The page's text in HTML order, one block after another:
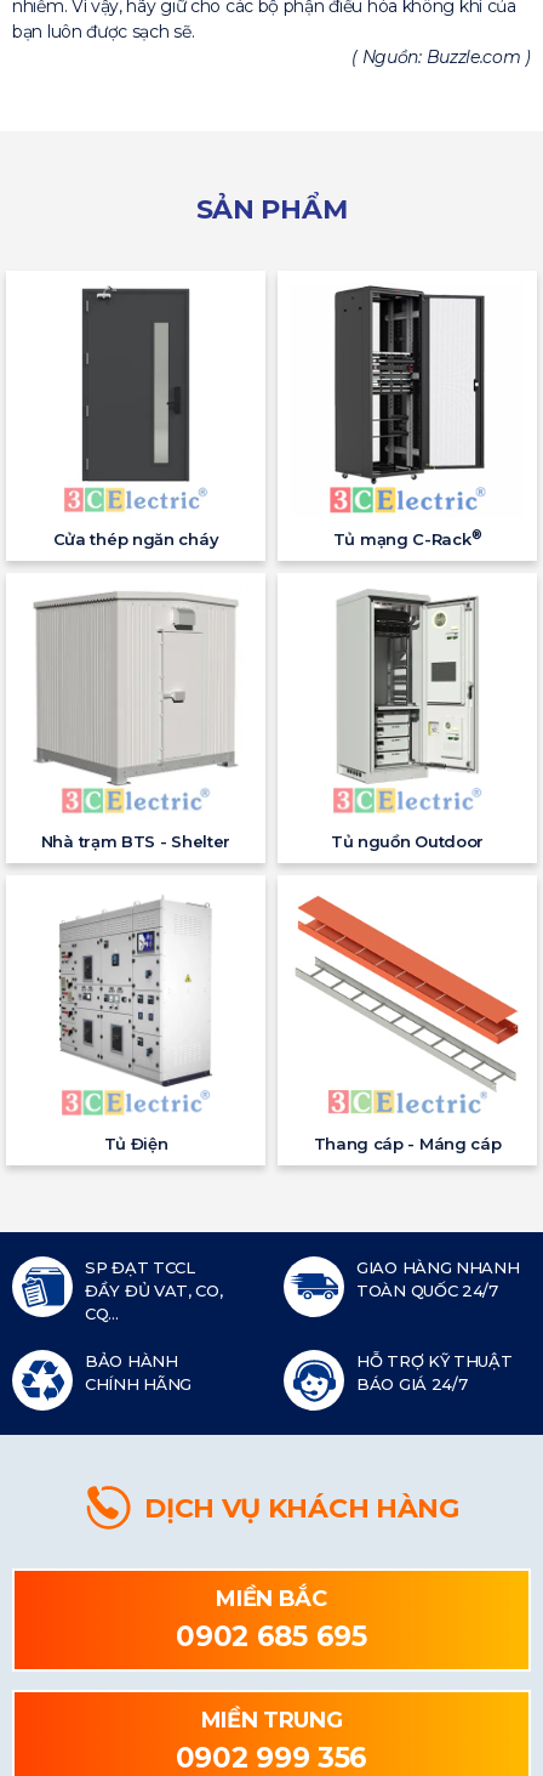
nhiễm. Vì vậy, hãy giữ cho các bộ phận điều hòa không khí của
bạn luôn được sạch sẽ.
( Nguồn: Buzzle.com )
SẢN PHẨM
Cửa thép ngăn cháy Tủ mạng C-Rack®
Nhà trạm BTS - Shelter Tủ nguồn Outdoor
Tủ Điện Thang cáp - Máng cáp
SP ĐẠT TCCL
ĐẦY ĐỦ VAT, CO,
CQ...
GIAO HÀNG NHANH
TOÀN QUỐC 24/7
BẢO HÀNH
CHÍNH HÃNG
HỖ TRỢ KỸ THUẬT
BÁO GIÁ 24/7
DỊCH VỤ KHÁCH HÀNG
MIỀN BẮC
0902 685 695
MIỀN TRUNG
0902 999 356